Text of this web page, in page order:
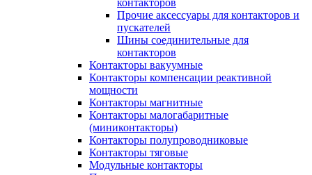
контакторов
Прочие аксессуары для контакторов и
пускателей
Шины соединительные для
контакторов
Контакторы вакуумные
Контакторы компенсации реактивной
мощности
Контакторы магнитные
Контакторы малогабаритные
(миниконтакторы)
Контакторы полупроводниковые
Контакторы тяговые
Модульные контакторы